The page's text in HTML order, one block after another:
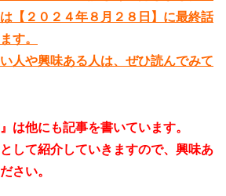
【２０２４年８月２８日】に最終話
す。
人や興味ある人は、ぜひ読んでみて
は他にも記事を書いています。
として紹介していきますので、興味あ
さい。